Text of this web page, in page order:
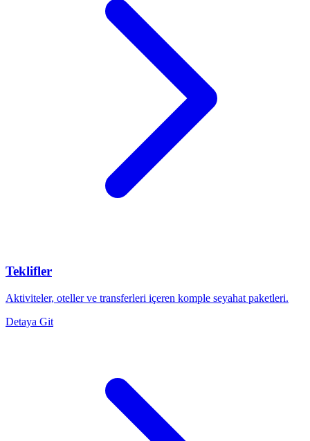
Teklifler
Aktiviteler, oteller ve transferleri içeren komple seyahat paketleri.
Detaya Git